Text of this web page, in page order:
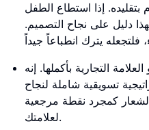
إذا استطاع الطفل
دليل على نجاح التصميم.
التجارية بأكملها. إنه
تسويقية شاملة لنجاح
كمجرد نقطة مرجعية
لعلامتك.